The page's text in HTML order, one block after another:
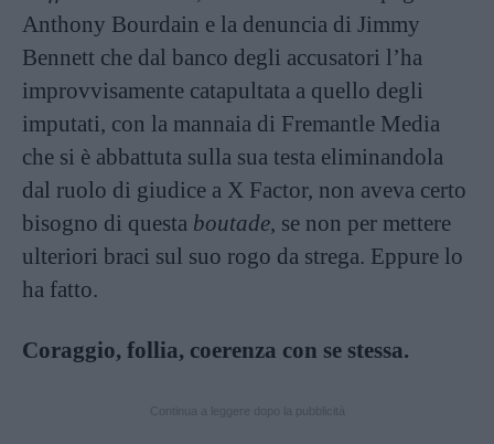
Anthony Bourdain e la denuncia di Jimmy
Bennett che dal banco degli accusatori l’ha
improvvisamente catapultata a quello degli
imputati, con la mannaia di Fremantle Media
che si è abbattuta sulla sua testa eliminandola
dal ruolo di giudice a X Factor, non aveva certo
bisogno di questa boutade, se non per mettere
ulteriori braci sul suo rogo da strega. Eppure lo
ha fatto.
Coraggio, follia, coerenza con se stessa.